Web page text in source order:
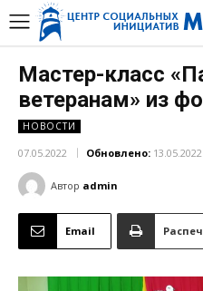
Мастер-класс
ветеранам» из
НОВОСТИ
07.05.2022 Обновлено: 13.05.2022
Автор admin
Email